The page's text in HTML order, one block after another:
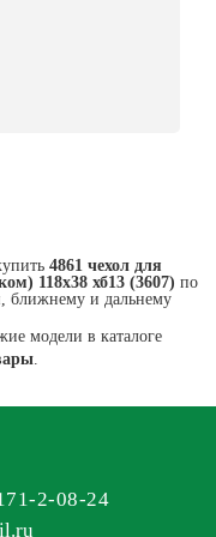
4861 чехол для
118х38 хб13 (3607) по
ближнему и дальнему
модели в каталоге
.
2-08-24